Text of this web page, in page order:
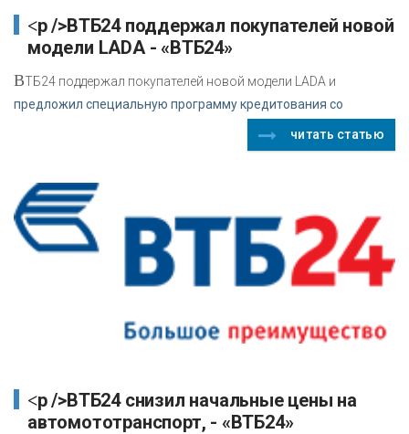
<p />ВТБ24 поддержал покупателей новой
модели LADA - «ВТБ24»
ВТБ24 поддержал покупателей новой модели LADA и
предложил специальную программу кредитования со
читать статью
<p />ВТБ24 снизил начальные цены на
автомототранспорт, - «ВТБ24»